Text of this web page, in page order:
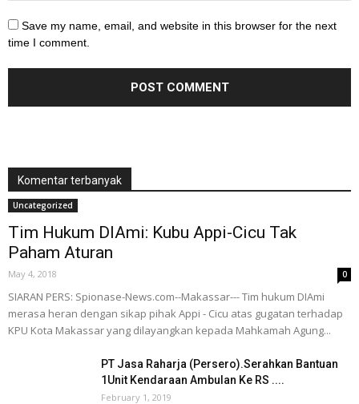
Save my name, email, and website in this browser for the next
time I comment.
Komentar terbanyak
Uncategorized
Tim Hukum DIAmi: Kubu Appi-Cicu Tak
Paham Aturan
May 4, 2018 0
SIARAN PERS: Spionase-News.com--Makassar--- Tim hukum DIAmi
merasa heran dengan sikap pihak Appi - Cicu atas gugatan terhadap
KPU Kota Makassar yang dilayangkan kepada Mahkamah Agung...
PT Jasa Raharja (Persero).Serahkan Bantuan
1Unit Kendaraan Ambulan Ke RS ....
February 1, 2019